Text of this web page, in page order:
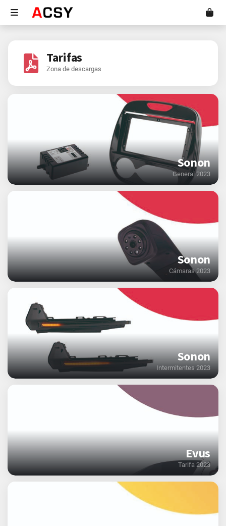
Tarifas
Zona de descargas
Sonon
General 2023
Sonon
Cámaras 2023
Sonon
Intermitentes 2023
Evus
Tarifa 2023